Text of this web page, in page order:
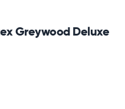
Greywood Deluxe